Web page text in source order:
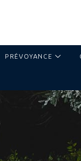
PRÉVOYANCE